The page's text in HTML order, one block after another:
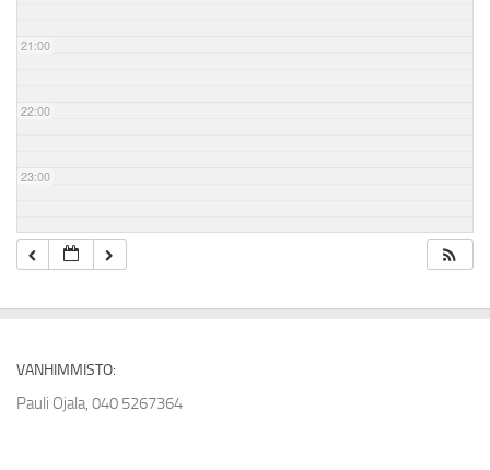
21:00
22:00
23:00
VANHIMMISTO:
Pauli Ojala, 040 5267364